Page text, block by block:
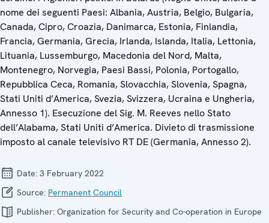
nome dei seguenti Paesi: Albania, Austria, Belgio, Bulgaria,
Canada, Cipro, Croazia, Danimarca, Estonia, Finlandia,
Francia, Germania, Grecia, Irlanda, Islanda, Italia, Lettonia,
Lituania, Lussemburgo, Macedonia del Nord, Malta,
Montenegro, Norvegia, Paesi Bassi, Polonia, Portogallo,
Repubblica Ceca, Romania, Slovacchia, Slovenia, Spagna,
Stati Uniti d’America, Svezia, Svizzera, Ucraina e Ungheria,
Annesso 1). Esecuzione del Sig. M. Reeves nello Stato
dell’Alabama, Stati Uniti d’America. Divieto di trasmissione
imposto al canale televisivo RT DE (Germania, Annesso 2).
Date: 3 February 2022
Source: Permanent Council
Publisher: Organization for Security and Co-operation in Europe